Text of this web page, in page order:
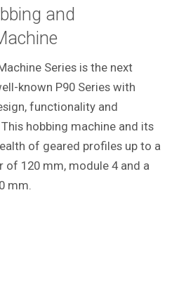
and
Series is the next
known P90 Series with
functionality and
hobbing machine and its
of geared profiles up to a
of 120 mm, module 4 and a
mm.